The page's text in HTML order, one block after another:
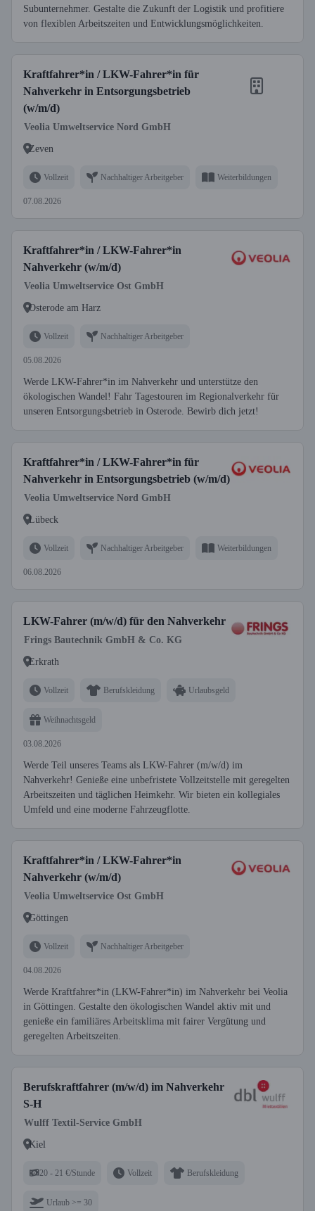
Subunternehmer. Gestalte die Zukunft der Logistik und profitiere
von flexiblen Arbeitszeiten und Entwicklungsmöglichkeiten.
Kraftfahrer*in / LKW-Fahrer*in für
Nahverkehr in Entsorgungsbetrieb
(w/m/d)
Veolia Umweltservice Nord GmbH
Zeven
Vollzeit Nachhaltiger Arbeitgeber Weiterbildungen
07.08.2026
Kraftfahrer*in / LKW-Fahrer*in
Nahverkehr (w/m/d)
Veolia Umweltservice Ost GmbH
Osterode am Harz
Vollzeit Nachhaltiger Arbeitgeber
05.08.2026
Werde LKW-Fahrer*in im Nahverkehr und unterstütze den
ökologischen Wandel! Fahr Tagestouren im Regionalverkehr für
unseren Entsorgungsbetrieb in Osterode. Bewirb dich jetzt!
Kraftfahrer*in / LKW-Fahrer*in für
Nahverkehr in Entsorgungsbetrieb (w/m/d)
Veolia Umweltservice Nord GmbH
Lübeck
Vollzeit Nachhaltiger Arbeitgeber Weiterbildungen
06.08.2026
LKW-Fahrer (m/w/d) für den Nahverkehr
Frings Bautechnik GmbH & Co. KG
Erkrath
Vollzeit Berufskleidung Urlaubsgeld
Weihnachtsgeld
03.08.2026
Werde Teil unseres Teams als LKW-Fahrer (m/w/d) im
Nahverkehr! Genieße eine unbefristete Vollzeitstelle mit geregelten
Arbeitszeiten und täglichen Heimkehr. Wir bieten ein kollegiales
Umfeld und eine moderne Fahrzeugflotte.
Kraftfahrer*in / LKW-Fahrer*in
Nahverkehr (w/m/d)
Veolia Umweltservice Ost GmbH
Göttingen
Vollzeit Nachhaltiger Arbeitgeber
04.08.2026
Werde Kraftfahrer*in (LKW-Fahrer*in) im Nahverkehr bei Veolia
in Göttingen. Gestalte den ökologischen Wandel aktiv mit und
genieße ein familiäres Arbeitsklima mit fairer Vergütung und
geregelten Arbeitszeiten.
Berufskraftfahrer (m/w/d) im Nahverkehr
S-H
Wulff Textil-Service GmbH
Kiel
20 - 21 €/Stunde Vollzeit Berufskleidung
Urlaub >= 30